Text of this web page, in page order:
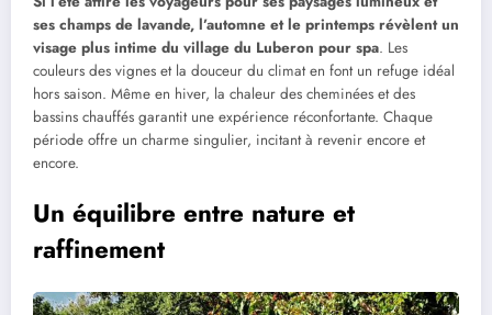
ses champs de lavande, l’automne et le printemps révèlent un
visage plus intime du village du Luberon pour spa. Les
couleurs des vignes et la douceur du climat en font un refuge idéal
hors saison. Même en hiver, la chaleur des cheminées et des
bassins chauffés garantit une expérience réconfortante. Chaque
période offre un charme singulier, incitant à revenir encore et
encore.
Un équilibre entre nature et
raffinement